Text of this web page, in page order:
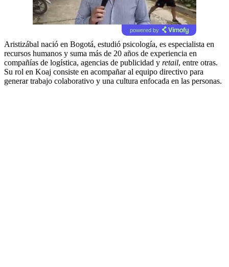
powered by
Aristizábal nació en Bogotá, estudió psicología, es especialista en
recursos humanos y suma más de 20 años de experiencia en
compañías de logística, agencias de publicidad y retail, entre otras.
Su rol en Koaj consiste en acompañar al equipo directivo para
generar trabajo colaborativo y una cultura enfocada en las personas.